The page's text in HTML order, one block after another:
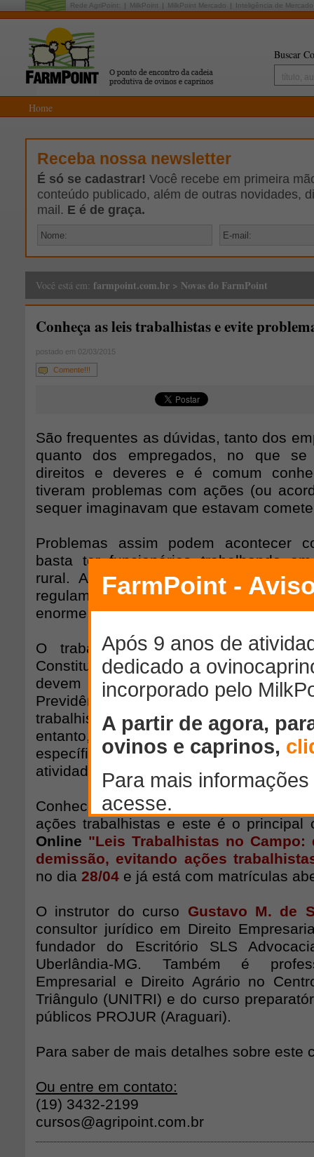
Rede AgriPoint: MilkPoint MilkPoint Mercado Inteligência de Mercado
Buscar
Home
Receba nossa newsletter
É só se cadastrar! Você recebe em primeira
conteúdo publicado, além de outras novidades,
mail. E é de graça.
Você está em: farmpoint.com.br > Novas do FarmPoint
Conheça as leis trabalhistas e evite
postado em 02/03/2015
Comente!!!
São frequentes as dúvidas, tanto dos
quanto dos empregados, no que
direitos e deveres e é comum
tiveram problemas com ações (ou
sequer imaginavam que estavam
Problemas assim podem acontecer
basta ter funcionários trabalhando
rural. A falta de conhecimento das
regulamentam o trabalho rural é a
enorme número de processos
O trabalhador urbano e rural
Constituição Federal, e por isso
devem ser registrados em
Previdência Social, garantindo
trabalhistas da relação emprego
entanto, alguns pontos da
específicos, por conta das
atividade rural do trabalho urbano.
Conhecer e cumprir a legislação é
ações trabalhistas e este é o principal
Online "Leis Trabalhistas no Campo:
demissão, evitando ações
no dia 28/04 e já está com matrículas
O instrutor do curso Gustavo M. de
consultor jurídico em Direito
fundador do Escritório SLS
Uberlândia-MG. Também é
Empresarial e Direito Agrário no
Triângulo (UNITRI) e do curso
públicos PROJUR (Araguari).
Para saber de mais detalhes sobre este
Ou entre em contato:
(19) 3432-2199
cursos@agripoint.com.br